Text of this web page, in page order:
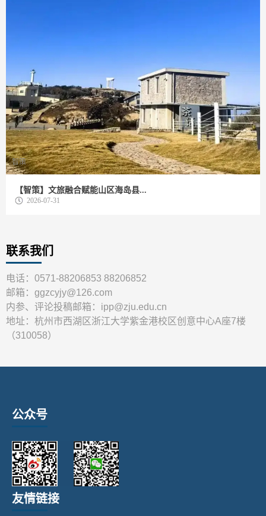
智策
【智策】文旅融合赋能山区海岛县...
2026-07-31
联系我们
电话：0571-88206853 88206852
邮箱：ggzcyjy@126.com
内参、评论投稿邮箱：ipp@zju.edu.cn
地址：杭州市西湖区浙江大学紫金港校区创意中心A座7楼
（310058）
公众号
友情链接